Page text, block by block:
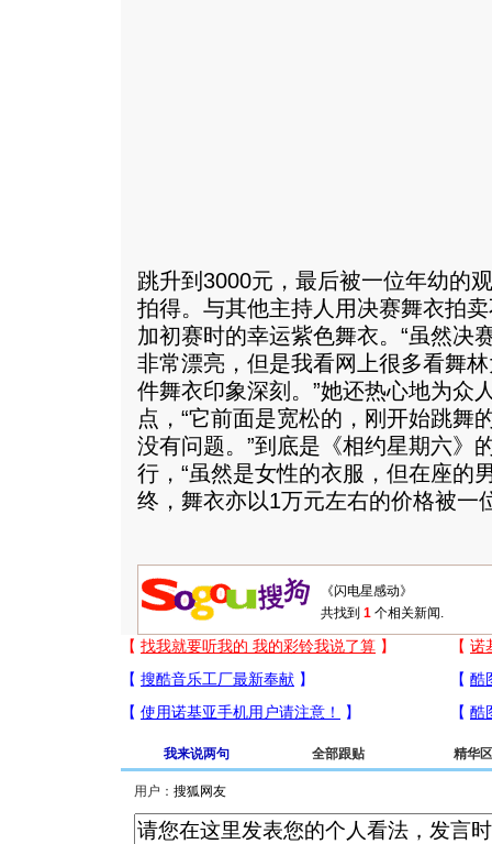
跳升到3000元，最后被一位年幼的
拍得。与其他主持人用决赛舞衣拍
加初赛时的幸运紫色舞衣。“虽然决
非常漂亮，但是我看网上很多看舞
件舞衣印象深刻。”她还热心地为众
点，“它前面是宽松的，刚开始跳舞
没有问题。”到底是《相约星期六》
行，“虽然是女性的衣服，但在座的
终，舞衣亦以1万元左右的价格被一
共找到 1 个相关新闻.
我来说两句 全部跟贴 精华区
用户：